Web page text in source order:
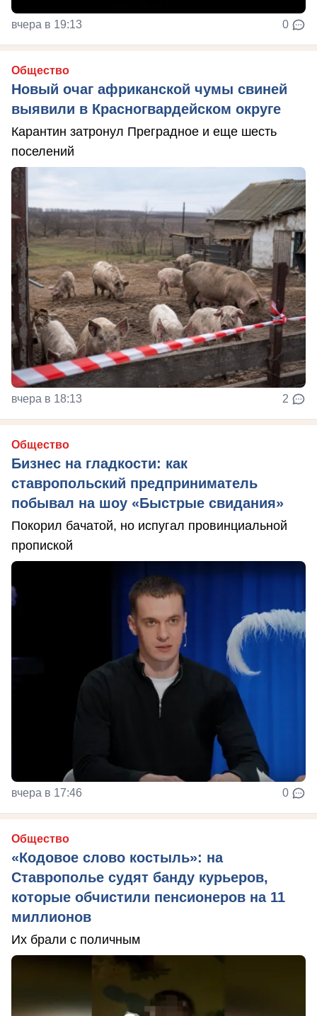
вчера в 19:13 0
Общество
Новый очаг африканской чумы свиней
выявили в Красногвардейском округе
Карантин затронул Преградное и еще шесть
поселений
вчера в 18:13 2
Общество
Бизнес на гладкости: как
ставропольский предприниматель
побывал на шоу «Быстрые свидания»
Покорил бачатой, но испугал провинциальной
пропиской
вчера в 17:46 0
Общество
«Кодовое слово костыль»: на
Ставрополье судят банду курьеров,
которые обчистили пенсионеров на 11
миллионов
Их брали с поличным